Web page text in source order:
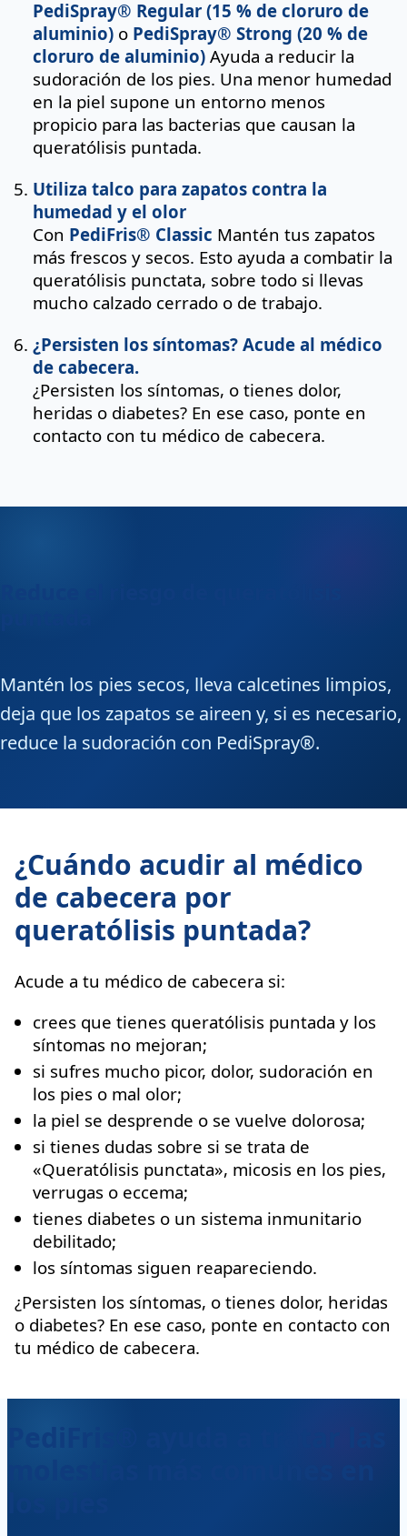
PediSpray® Regular (15 % de cloruro de
aluminio) o PediSpray® Strong (20 % de
cloruro de aluminio) Ayuda a reducir la
sudoración de los pies. Una menor humedad
en la piel supone un entorno menos
propicio para las bacterias que causan la
queratólisis puntada.
Utiliza talco para zapatos contra la
humedad y el olor
Con PediFris® Classic Mantén tus zapatos
más frescos y secos. Esto ayuda a combatir la
queratólisis punctata, sobre todo si llevas
mucho calzado cerrado o de trabajo.
¿Persisten los síntomas? Acude al médico
de cabecera.
¿Persisten los síntomas, o tienes dolor,
heridas o diabetes? En ese caso, ponte en
contacto con tu médico de cabecera.
Mantén los pies secos, lleva calcetines limpios,
deja que los zapatos se aireen y, si es necesario,
reduce la sudoración con PediSpray®.
¿Cuándo acudir al médico
de cabecera por
queratólisis puntada?
Acude a tu médico de cabecera si:
crees que tienes queratólisis puntada y los
síntomas no mejoran;
si sufres mucho picor, dolor, sudoración en
los pies o mal olor;
la piel se desprende o se vuelve dolorosa;
si tienes dudas sobre si se trata de
«Queratólisis punctata», micosis en los pies,
verrugas o eccema;
tienes diabetes o un sistema inmunitario
debilitado;
los síntomas siguen reapareciendo.
¿Persisten los síntomas, o tienes dolor, heridas
o diabetes? En ese caso, ponte en contacto con
tu médico de cabecera.